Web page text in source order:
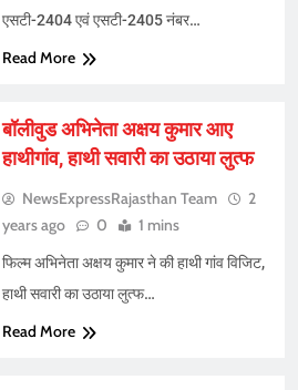
एसटी-2404 एवं एसटी-2405 नंबर…
Read More
बॉलीवुड अभिनेता अक्षय कुमार आए
हाथीगांव, हाथी सवारी का उठाया लुत्फ
NewsExpressRajasthan Team
2
years ago
0 1 mins
फिल्म अभिनेता अक्षय कुमार ने की हाथी गांव विजिट,
हाथी सवारी का उठाया लुत्फ…
Read More